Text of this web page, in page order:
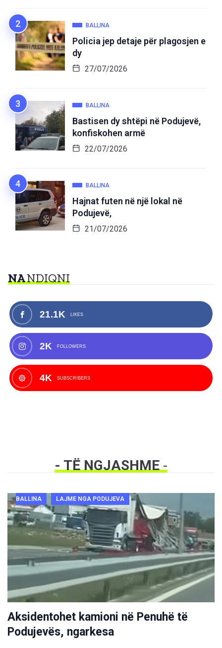
BALLINA
Policia jep detaje për plagosjen e
dy
27/07/2026
BALLINA
Bastisen dy shtëpi në Podujevë,
konfiskohen armë
22/07/2026
BALLINA
Hajnat futen në një lokal në
Podujevë,
21/07/2026
NANDIQNI
21.1K LIKES
2K FOLLOWERS
4K SUBSCRIBERS
- TË NGJASHME-
BALLINA LAJME NGA PODUJEVA
Aksidentohet kamioni në Penuhë të
Podujevës, ngarkesa